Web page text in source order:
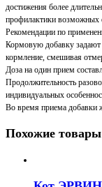
достижения более
профилактики возможных
Рекомендации по
Кормовую добавку задают
кормление, смешивая
Доза на один прием
Продолжительность
индивидуальных
Во время приема добавки
Похожие товары